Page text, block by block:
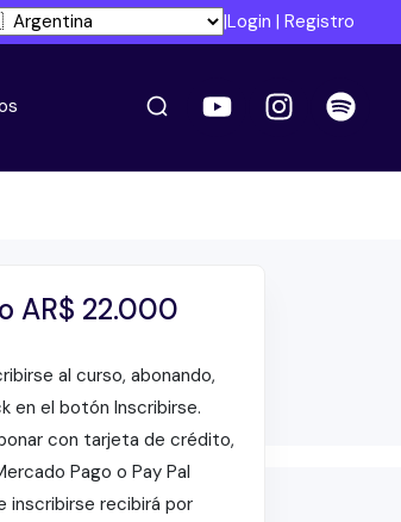
|Login | Registro
AR$ 22.000
al curso, abonando,
en el botón Inscribirse.
con tarjeta de crédito,
Pago o Pay Pal
inscribirse recibirá por